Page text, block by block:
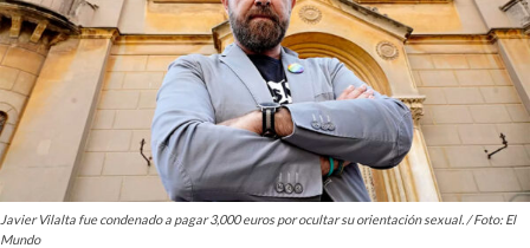
Javier Vilalta fue condenado a pagar 3,000 euros por ocultar su orientación sexual. / Foto: El
Mundo